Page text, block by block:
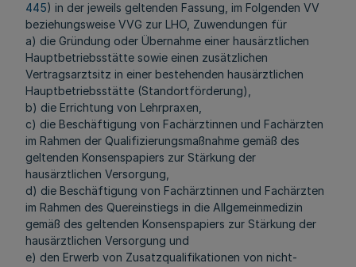
445) in der jeweils geltenden Fassung, im Folgenden VV
beziehungsweise VVG zur LHO, Zuwendungen für
a) die Gründung oder Übernahme einer hausärztlichen
Hauptbetriebsstätte sowie einen zusätzlichen
Vertragsarztsitz in einer bestehenden hausärztlichen
Hauptbetriebsstätte (Standortförderung),
b) die Errichtung von Lehrpraxen,
c) die Beschäftigung von Fachärztinnen und Fachärzten
im Rahmen der Qualifizierungsmaßnahme gemäß des
geltenden Konsenspapiers zur Stärkung der
hausärztlichen Versorgung,
d) die Beschäftigung von Fachärztinnen und Fachärzten
im Rahmen des Quereinstiegs in die Allgemeinmedizin
gemäß des geltenden Konsenspapiers zur Stärkung der
hausärztlichen Versorgung und
e) den Erwerb von Zusatzqualifikationen von nicht-